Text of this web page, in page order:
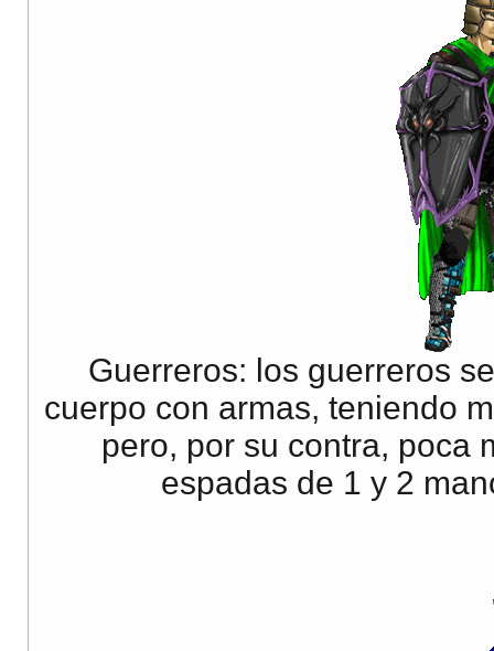
Guerreros: los guerreros
cuerpo con armas, teniendo
pero, por su contra, poca
espadas de 1 y 2